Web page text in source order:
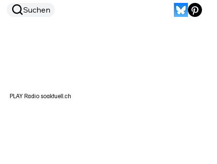
Suchen
PLAY Radio soaktuell.ch